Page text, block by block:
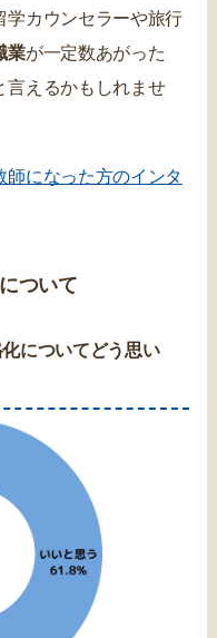
学カウンセラーや旅行
業が一定数あがった
言えるかもしれませ
になった方のインタ
ついて
についてどう思い